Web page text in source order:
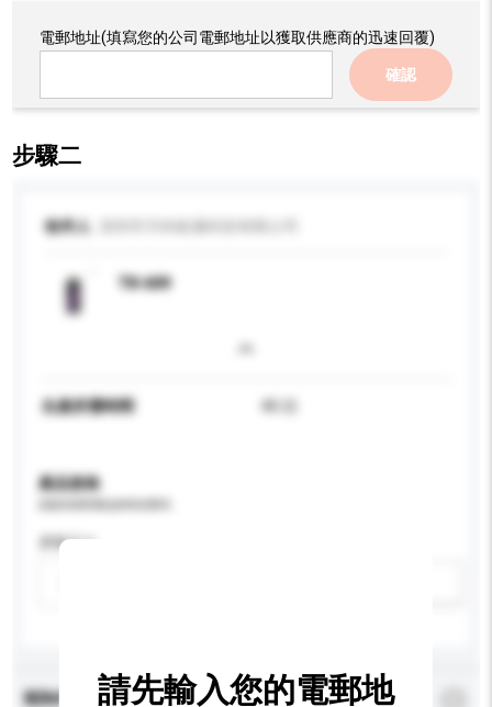
電郵地址(填寫您的公司電郵地址以獲取供應商的迅速回覆)
確認
步驟二
收件人
TK-609
生產所需時間 45 日
產品規格
屏幕尺寸
查詢內容 *必須填寫
請先輸入您的電郵地